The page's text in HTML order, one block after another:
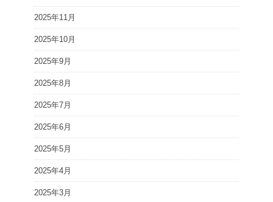
2025年11月
2025年10月
2025年9月
2025年8月
2025年7月
2025年6月
2025年5月
2025年4月
2025年3月